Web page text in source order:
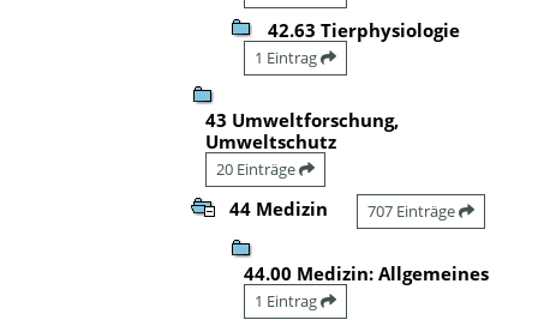
42.63 Tierphysiologie
1 Eintrag
43 Umweltforschung,
Umweltschutz
20 Einträge
44 Medizin 707 Einträge
44.00 Medizin: Allgemeines
1 Eintrag